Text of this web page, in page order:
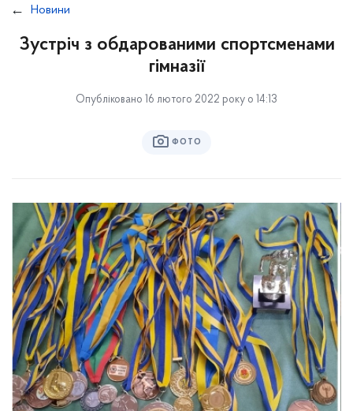
Новини
Зустріч з обдарованими спортсменами
гімназії
Опубліковано 16 лютого 2022 року о 14:13
ФОТО